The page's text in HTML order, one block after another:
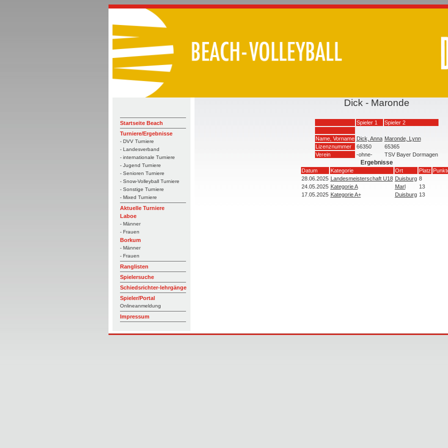
Startseite Beach
Turniere/Ergebnisse
- DVV Turniere
- Landesverband
- internationale Turniere
- Jugend Turniere
- Senioren Turniere
- Snow-Volleyball Turniere
- Sonstige Turniere
- Mixed Turniere
Aktuelle Turniere
Laboe
- Männer
- Frauen
Borkum
- Männer
- Frauen
Ranglisten
Spielersuche
Schiedsrichter-lehrgänge
Spieler/Portal
Onlineanmeldung
Impressum
Dick - Maronde
Spieler 1 Spieler 2
Name, Vorname Dick, Anna Maronde, Lynn
Lizenznummer
66350
65365
Verein
-ohne- TSV Bayer Dormagen
Ergebnisse
Datum Kategorie Ort Platz
28.06.2025 Landesmeisterschaft U18 Duisburg 8
24.05.2025 Kategorie A Marl
13
17.05.2025 Kategorie A+ Duisburg 13